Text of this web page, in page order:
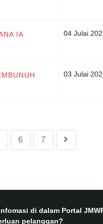
IA
04 Julai
03 Julai
6 7
di dalam Portal
pelanggan?